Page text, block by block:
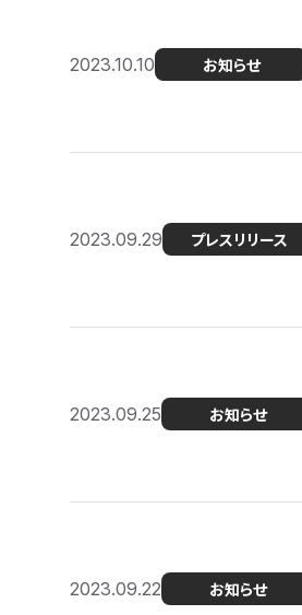
2023.10.10 お知らせ
2023.09.29 プレスリリース
2023.09.25 お知らせ
2023.09.22 お知らせ